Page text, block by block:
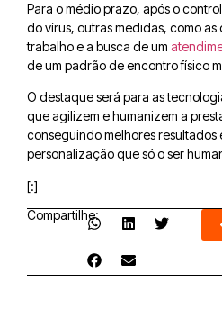
Para o médio prazo, após o
do vírus, outras medidas, como
trabalho e a busca de um
de um padrão de encontro físico
O destaque será para as
que agilizem e humanizem a
conseguindo melhores resultados
personalização que só o ser
[:]
Compartilhe: